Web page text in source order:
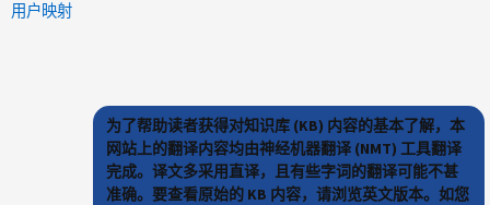
用户映射
为了帮助读者获得对知识库 (KB) 内容的基本了解，本
网站上的翻译内容均由神经机器翻译 (NMT) 工具翻译
完成。译文多采用直译，且有些字词的翻译可能不甚
准确。要查看原始的 KB 内容，请浏览英文版本。如您